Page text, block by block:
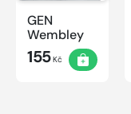
GEN
Wembley
155Kč